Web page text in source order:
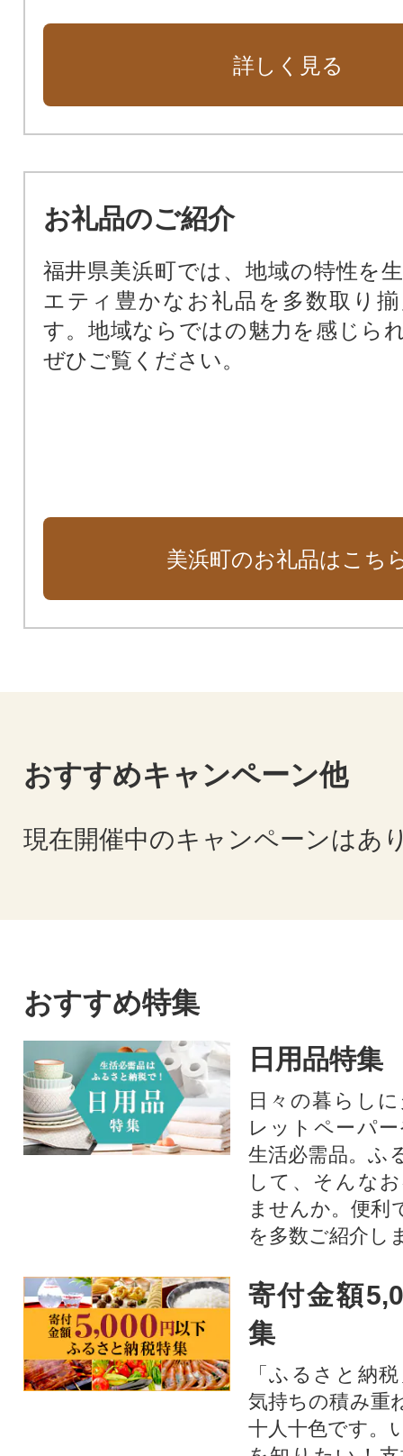
詳しく見る
お礼品のご紹介
福井県美浜町では、地域の特性を
エティ豊かなお礼品を多数取り
す。地域ならではの魅力を感じら
ぜひご覧ください。
美浜町のお礼品はこち
おすすめキャンペーン他
現在開催中のキャンペーンはあ
おすすめ特集
日用品特集
日々の暮らし
レットペーパ
生活必需品。ふ
して、そんな
ませんか。便利
を多数ご紹介し
寄付金額
集
「ふるさと納
気持ちの積み重
十人十色です。